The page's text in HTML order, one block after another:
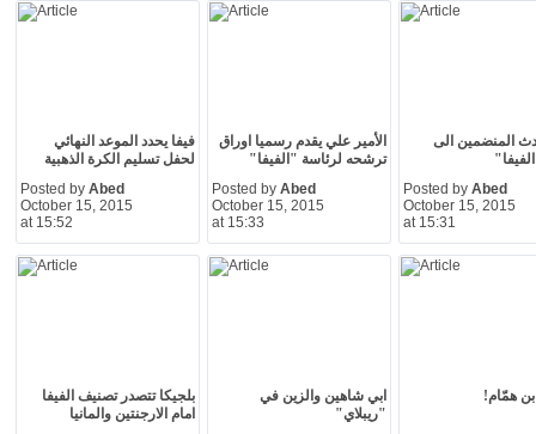
فيفا يحدد الموعد النهائي
لحفل تسليم الكرة الذهبية
Posted by Abed
October 15, 2015
at 15:52
الأمير علي يقدم رسميا اوراق
ترشحه لرئاسة "الفيفا"
Posted by Abed
October 15, 2015
at 15:33
المنضمين الى
Posted by Abed
October 15, 2015
at 15:31
بلجيكا تتصدر تصنيف الفيفا
امام الارجنتين والمانيا
ابي شاهين والزين في
"ريبلاي"
همّام!